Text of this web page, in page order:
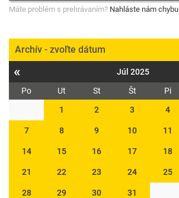
Máte problém s prehrávaním? Nahláste nám chybu
Archív - zvoľte dátum
« Júl 2025
Po Ut St Št Pi
1
2 3 4
7 8 9 10 11
14 15 16 17 18
21 22 23 24 25
28 29 30 31